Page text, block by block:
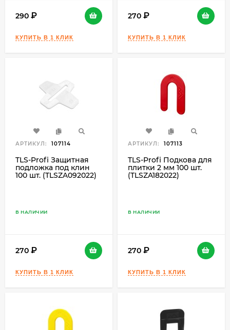
290 270
АРТИКУЛ: 107114
TLS-Profi Защитная
подложка под клин
100 шт. (TLSZA092022)
В НАЛИЧИИ
270
АРТИКУЛ: 107113
TLS-Profi Подкова для
плитки 2 мм 100 шт.
(TLSZA182022)
В НАЛИЧИИ
270